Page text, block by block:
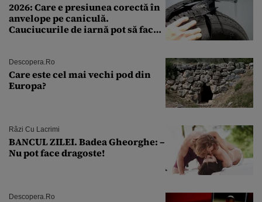
2026: Care e presiunea corectă în
anvelope pe caniculă.
Cauciucurile de iarnă pot să facă
Descopera.ro
Care este cel mai vechi pod din
Europa?
Râzi Cu Lacrimi
BANCUL ZILEI. Badea Gheorghe: –
Nu pot face dragoste!
Descopera.ro